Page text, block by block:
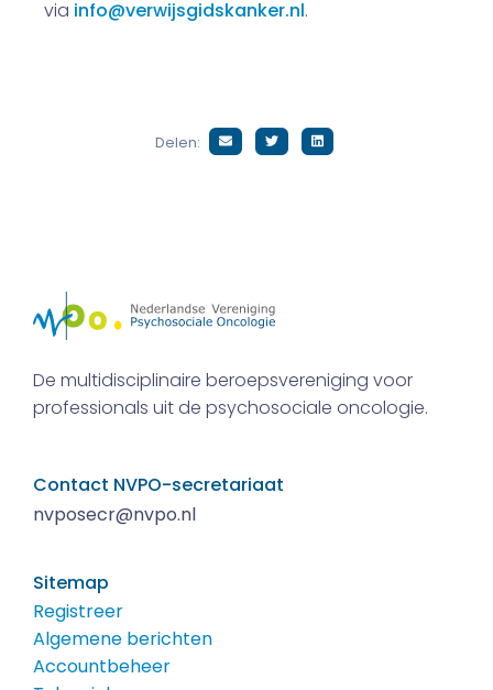
via info@verwijsgidskanker.nl.
Delen:
De multidisciplinaire beroepsvereniging voor
professionals uit de psychosociale oncologie.
Contact NVPO-secretariaat
nvposecr@nvpo.nl
Sitemap
Registreer
Algemene berichten
Accountbeheer